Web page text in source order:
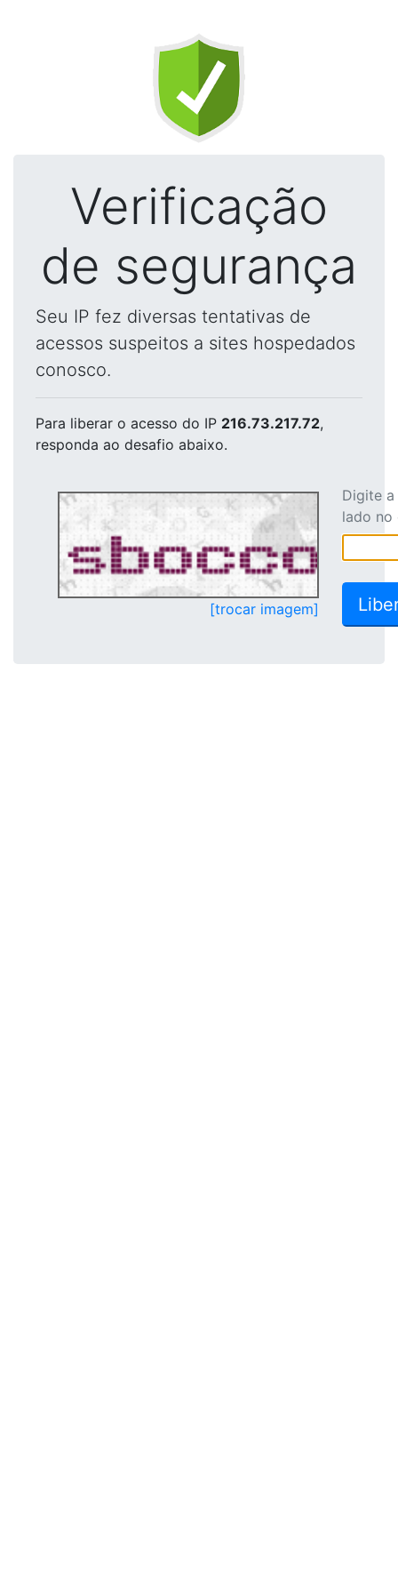
Verificação
de segurança
Seu IP fez diversas tentativas de
acessos suspeitos a sites hospedados
conosco.
Para liberar o acesso do IP 216.73.217.72,
responda ao desafio abaixo.
[trocar imagem]
Digite
lado no